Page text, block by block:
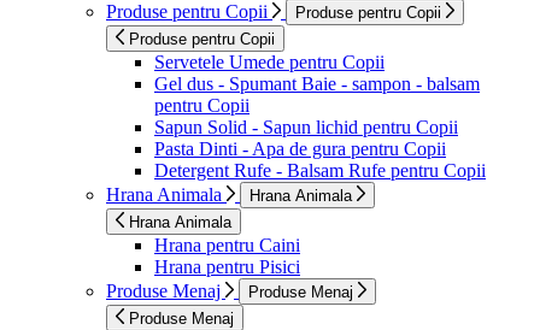
Produse pentru Copii
Produse pentru Copii
Produse pentru Copii
Servetele Umede pentru Copii
Gel dus - Spumant Baie - sampon - balsam
pentru Copii
Sapun Solid - Sapun lichid pentru Copii
Pasta Dinti - Apa de gura pentru Copii
Detergent Rufe - Balsam Rufe pentru Copii
Hrana Animala
Hrana Animala
Hrana Animala
Hrana pentru Caini
Hrana pentru Pisici
Produse Menaj
Produse Menaj
Produse Menaj